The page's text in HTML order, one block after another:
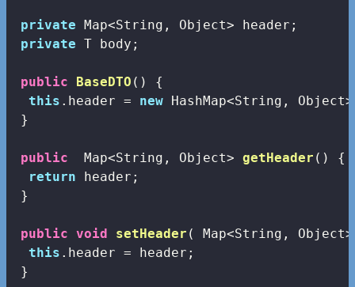
private Map<String, Object> header;
private T body;
public BaseDTO ()
{
this .header = new HashMap<String,
}
public
  Map<String, Object>
getHeader ()
{
return header;
}
public void setHeader ( Map<String,
this .header = header;
}